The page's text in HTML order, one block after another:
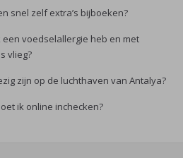
snel zelf extra’s bijboeken?
een voedselallergie heb en met
vlieg?
zijn op de luchthaven van Antalya?
ik online inchecken?